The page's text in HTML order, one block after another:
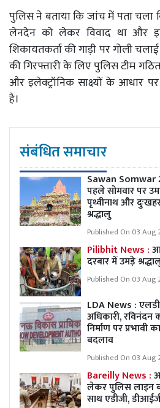
पुलिस ने बताया कि जांच में पता चला
लेनदेन को लेकर विवाद था और
शिकायतकर्ता की गाड़ी पर गोली
की गिरफ्तारी के लिए पुलिस टीम
और इलेक्ट्रॉनिक साक्ष्यों के आधार
है।
संबंधित समाचार
Sawan Somwar
पहले सोमवार पर
पृथ्वीनाथ और
श्रद्धालु
Published On 03 Aug
Pilibhit News :
दरबार में उमड़े
Published On 03 Aug
LDA News :
अधिकारी, रविनंदन
निर्माण पर प्रभावी
बदलाव
Published On 03 Aug
Bareilly News :
लेकर पुलिस लाइन
साथ एडीजी,